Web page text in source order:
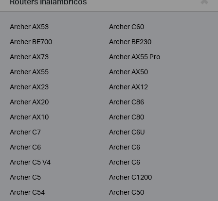
ISPs
Archer AX53
Archer C60
Archer BE700
Archer BE230
Archer AX73
Archer AX55 Pro
Archer AX55
Archer AX50
Archer AX23
Archer AX12
Archer AX20
Archer C86
Archer AX10
Archer C80
Archer C7
Archer C6U
Archer C6
Archer C6
Archer C5 V4
Archer C6
Archer C5
Archer C1200
Archer C54
Archer C50